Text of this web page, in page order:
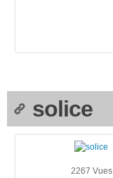
solice
2267 Vues